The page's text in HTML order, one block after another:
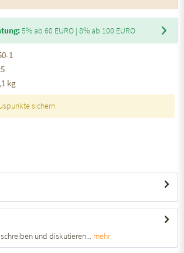
5% ab 60 EURO | 8% ab 100 EURO
1
kg
sichern
und diskutieren...
mehr